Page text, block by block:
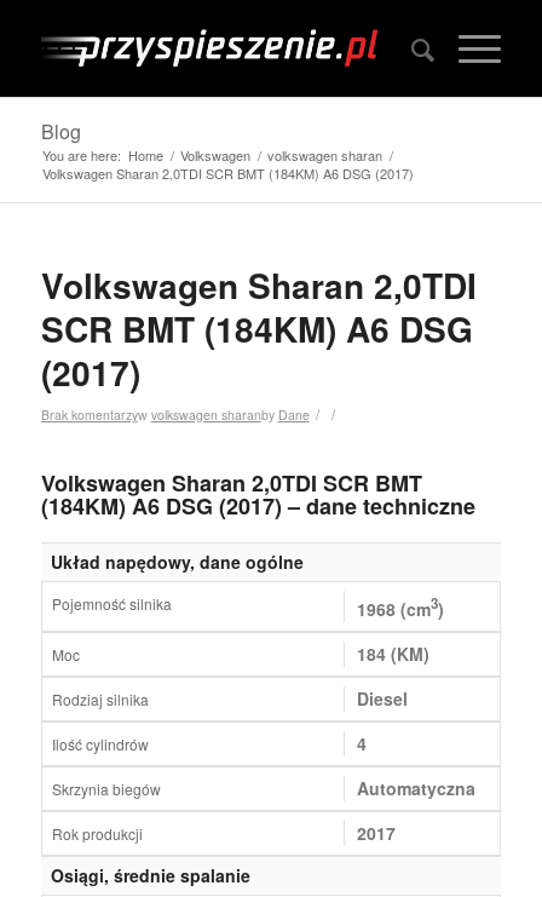
Blog
You are here: Home / Volkswagen / volkswagen sharan /
Volkswagen Sharan 2,0TDI SCR BMT (184KM) A6 DSG (2017)
Volkswagen Sharan 2,0TDI
SCR BMT (184KM) A6 DSG
(2017)
Brak komentarzy /
w volkswagen sharan /
by Dane
Volkswagen Sharan 2,0TDI SCR BMT
(184KM) A6 DSG (2017) – dane techniczne
Układ napędowy, dane ogólne
Pojemność silnika 1968 (cm3)
Moc 184 (KM)
Rodziaj silnika Diesel
Ilość cylindrów 4
Skrzynia biegów Automatyczna
Rok produkcji
2017
Osiągi, średnie spalanie